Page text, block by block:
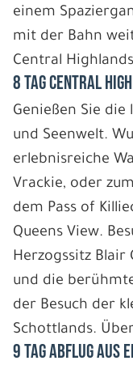
einem
mit der Bahn
Central
8 Tag Central
Genießen Sie die
und Seenwelt.
erlebnisreiche
Vrackie, oder
dem Pass of
Queens View.
Herzogssitz Blair
und die
der Besuch der
Schottlands.
9 Tag Abflug aus